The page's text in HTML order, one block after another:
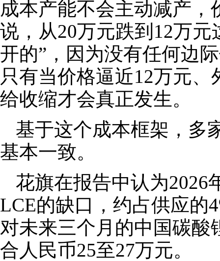
成本产能不会主动减产
说，从20万元跌到12万
开的”，因为没有任何边
只有当价格逼近12万元
给收缩才会真正发生。
基于这个成本框架，多
基本一致。
花旗在报告中认为2026
LCE的缺口，约占供应的
对未来三个月的中国碳酸
合人民币25至27万元。